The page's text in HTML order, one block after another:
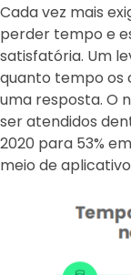
Cada vez mais
perder tempo e
satisfatória. Um
quanto tempo os
uma resposta. O
ser atendidos
2020 para 53%
meio de